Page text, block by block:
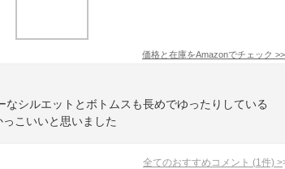
価格と在庫をAmazonでチェック >>
シルエットとボトムスも長めでゆったりしている
こいいと思いました
全てのおすすめコメント (1 件) >